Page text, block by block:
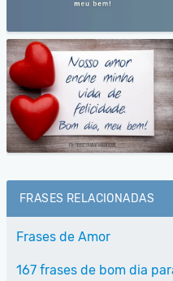
FRASES RELACIONADAS
Frases de Amor
167 frases de bom dia